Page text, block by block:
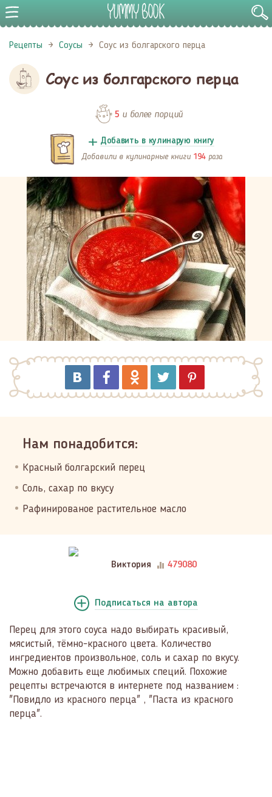
Рецепты Соусы Соус из болгарского перца
Соус из болгарского перца
5 и более порций
Добавить в кулинарую книгу
Добавили в кулинарные книги 194 раза
Нам понадобится:
Красный болгарский перец
Соль, сахар по вкусу
Рафинированое растительное масло
Виктория 479080
Подписаться на автора
Перец для этого соуса надо выбирать красивый,
мясистый, тёмно-красного цвета. Количество
ингредиентов произвольное, соль и сахар по вкусу.
Можно добавить еще любимых специй. Похожие
рецепты встречаются в интернете под названием :
"Повидло из красного перца" , "Паста из красного
перца".